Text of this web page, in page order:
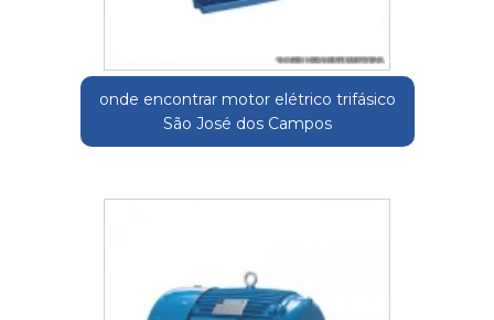
onde encontrar motor elétrico trifásico
São José dos Campos